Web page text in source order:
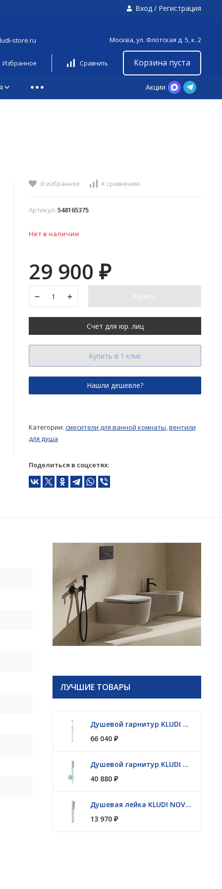
Вход / Регистрация
store.ru Москва, ул. Флотская д. 5, к. 2
Избранное Сравнить Корзина пуста
Акции
В избранное К сравнению
Артикул: 548165375
Нет в наличии
29 900 ₽
Купить
Счет для юр. лиц
Купить в 1 клик
Категории: смесители для ванной комнаты,вентили
для душа
Поделиться в соцсетях:
ЛУЧШИЕ ТОВАРЫ
Душевой гарнитур KLUDI NOVA FONTE Puristic 2084053-15
66 040 ₽
Душевой гарнитур KLUDI NOVA FONTE Puristic 2085053-15
40 880 ₽
Душевая лейка KLUDI NOVA FONTE 3912053-00
13 970 ₽